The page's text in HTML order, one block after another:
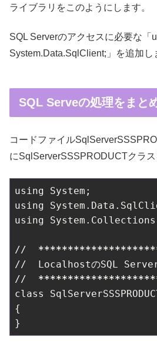
ライブラリをこのようにします。
SQL Serverのアクセスに必要な「
System.Data.SqlClient;」を追加し
SQL Serveの処理をまと
コードファイル
にSqlServerSSSPRODUCTクラス
using System;
using
using
// ********************
//  LocalhostのSQL Server(
// ********************
class
{